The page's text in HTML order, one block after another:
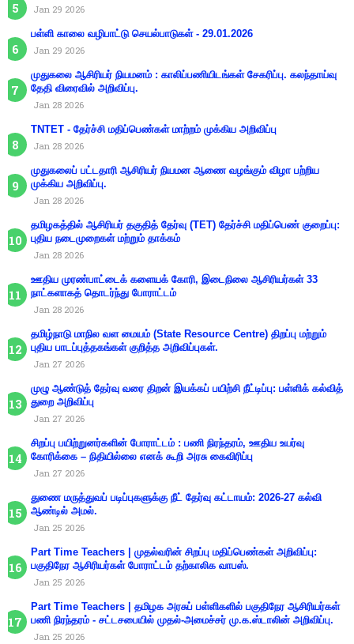
Jan 29 2026
பள்ளி காலை வழிபாட்டு செயல்பாடுகள் - 29.01.2026
Jan 29 2026
முதுகலை ஆசிரியர் நியமனம் : காலிப்பணியிடங்கள் சேகரிப்பு. கலந்தாய்வு
தேதி விரைவில் அறிவிப்பு.
Jan 28 2026
TNTET - தேர்ச்சி மதிப்பெண்கள் மாற்றம் முக்கிய அறிவிப்பு
Jan 28 2026
முதுகலைப் பட்டதாரி ஆசிரியர் நியமன ஆணை வழங்கும் விழா பற்றிய
முக்கிய அறிவிப்பு.
Jan 28 2026
தமிழகத்தில் ஆசிரியர் தகுதித் தேர்வு (TET) தேர்ச்சி மதிப்பெண் குறைப்பு:
புதிய நடைமுறைகள் மற்றும் தாக்கம்
Jan 28 2026
ஊதிய முரண்பாட்டைக் களையக் கோரி, இடைநிலை ஆசிரியர்கள் 33
நாட்களாகத் தொடர்ந்து போராட்டம்
Jan 28 2026
தமிழ்நாடு மாநில வள மையம் (State Resource Centre) திறப்பு மற்றும்
புதிய பாடப்புத்தகங்கள் குறித்த அறிவிப்புகள்.
Jan 27 2026
முழு ஆண்டுத் தேர்வு வரை திறன் இயக்கப் பயிற்சி நீட்டிப்பு: பள்ளிக் கல்வித்
துறை அறிவிப்பு
Jan 27 2026
சிறப்பு பயிற்றுனர்களின் போராட்டம் : பணி நிரந்தரம், ஊதிய உயர்வு
கோரிக்கை – நிதியில்லை எனக் கூறி அரசு கைவிரிப்பு
Jan 27 2026
துணை மருத்துவப் படிப்புகளுக்கு நீட் தேர்வு கட்டாயம்: 2026-27 கல்வி
ஆண்டில் அமல்.
Jan 25 2026
Part Time Teachers | முதல்வரின் சிறப்பு மதிப்பெண்கள் அறிவிப்பு:
பகுதிநேர ஆசிரியர்கள் போராட்டம் தற்காலிக வாபஸ்.
Jan 25 2026
Part Time Teachers | தமிழக அரசுப் பள்ளிகளில் பகுதிநேர ஆசிரியர்கள்
பணி நிரந்தரம் - சட்டசபையில் முதல்-அமைச்சர் மு.க.ஸ்டாலின் அறிவிப்பு.
Jan 25 2026